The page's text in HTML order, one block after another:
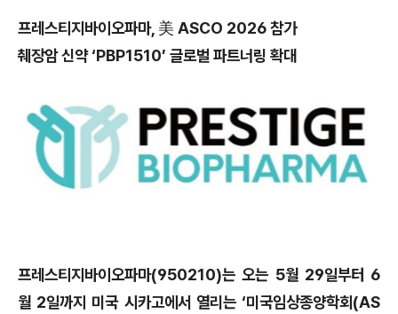
프레스티지바이오파마, 美 ASCO 2026 참가
췌장암 신약 ‘PBP1510’ 글로벌 파트너링 확대
프레스티지바이오파마(950210)는 오는 5월 29일부터 6
월 2일까지 미국 시카고에서 열리는 ‘미국임상종양학회(AS